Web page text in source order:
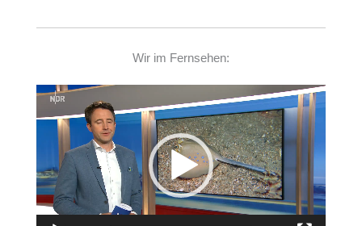
Wir im Fernsehen:
Player